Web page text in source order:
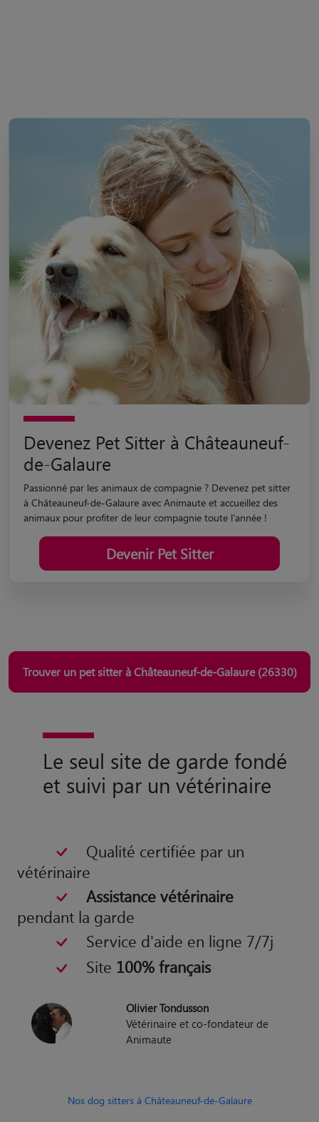
Devenez Pet Sitter à Châteauneuf-
de-Galaure
Passionné par les animaux de compagnie ? Devenez pet sitter
à Châteauneuf-de-Galaure avec Animaute et accueillez des
animaux pour profiter de leur compagnie toute l'année !
Devenir Pet Sitter
Trouver un pet sitter à Châteauneuf-de-Galaure (26330)
Le seul site de garde fondé
et suivi par un vétérinaire
Qualité certifiée par un
vétérinaire
Assistance vétérinaire
pendant la garde
Service d'aide en ligne 7/7j
Site 100% français
Olivier Tondusson
Vétérinaire et co-fondateur de
Animaute
Nos dog sitters à Châteauneuf-de-Galaure